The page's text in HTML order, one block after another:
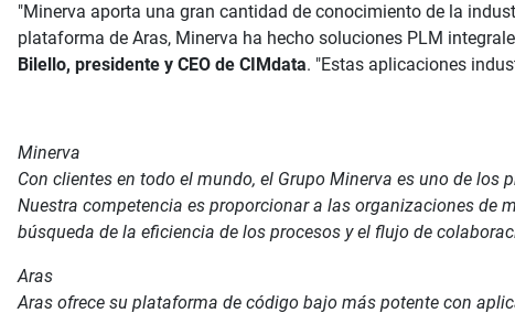
"Minerva aporta una gran cantidad de conocimiento de la
plataforma de Aras, Minerva ha hecho soluciones PLM
Bilello, presidente y CEO de CIMdata. "Estas aplicaciones
Minerva
Con clientes en todo el mundo, el Grupo Minerva es uno de
Nuestra competencia es proporcionar a las organizaciones de
búsqueda de la eficiencia de los procesos y el flujo de
Aras
Aras ofrece su plataforma de código bajo más potente con